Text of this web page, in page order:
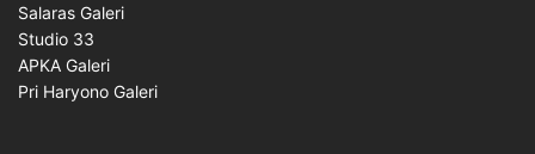
Salaras Galeri
Studio 33
APKA Galeri
Pri Haryono Galeri